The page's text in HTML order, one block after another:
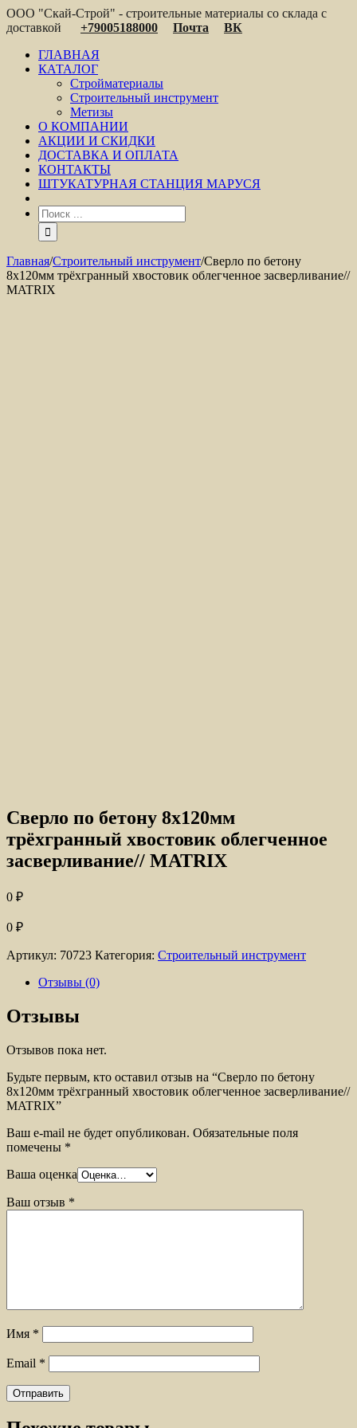
ООО "Скай-Строй" - строительные материалы со склада с
доставкой
+79005188000 Почта
ВК
ГЛАВНАЯ
КАТАЛОГ
Стройматериалы
Строительный инструмент
Метизы
О КОМПАНИИ
АКЦИИ И СКИДКИ
ДОСТАВКА И ОПЛАТА
КОНТАКТЫ
ШТУКАТУРНАЯ СТАНЦИЯ МАРУСЯ
Главная/Строительный инструмент/Сверло по бетону
8х120мм трёхгранный хвостовик облегченное засверливание//
MATRIX
Сверло по бетону 8х120мм
трёхгранный хвостовик облегченное
засверливание// MATRIX
0 ₽
0 ₽
Артикул: 70723 Категория: Строительный инструмент
Отзывы (0)
Отзывы
Отзывов пока нет.
Будьте первым, кто оставил отзыв на “Сверло по бетону
8х120мм трёхгранный хвостовик облегченное засверливание//
MATRIX”
Ваш e-mail не будет опубликован. Обязательные поля
помечены *
Ваша оценка
Ваш отзыв *
Имя *
Email *